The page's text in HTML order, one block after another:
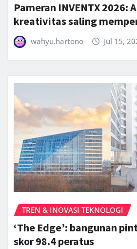
Pameran INVENTX 2026:
kreativitas saling
wahyu.hartono Jul 15,
TREN & INOVASI TEKNOLOGI
‘The Edge’: bangunan
skor 98.4 peratus